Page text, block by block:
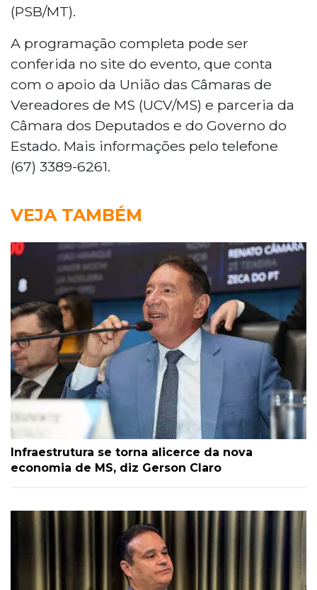
(PSB/MT).
A programação completa pode ser
conferida no site do evento, que conta
com o apoio da União das Câmaras de
Vereadores de MS (UCV/MS) e parceria da
Câmara dos Deputados e do Governo do
Estado. Mais informações pelo telefone
(67) 3389-6261.
VEJA TAMBÉM
Infraestrutura se torna alicerce da nova
economia de MS, diz Gerson Claro